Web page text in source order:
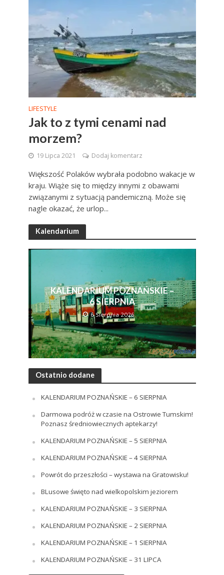
LIFESTYLE
Jak to z tymi cenami nad
morzem?
19 Lipca 2021 Dodaj komentarz
Większość Polaków wybrała podobno wakacje w
kraju. Wiąże się to między innymi z obawami
związanymi z sytuacją pandemiczną. Może się
nagle okazać, że urlop...
Kalendarium
KALENDARIUM POZNAŃSKIE –
6 SIERPNIA
6 Sierpnia 2026
Ostatnio dodane
KALENDARIUM POZNAŃSKIE – 6 SIERPNIA
Darmowa podróż w czasie na Ostrowie Tumskim!
Poznasz średniowiecznych aptekarzy!
KALENDARIUM POZNAŃSKIE – 5 SIERPNIA
KALENDARIUM POZNAŃSKIE – 4 SIERPNIA
Powrót do przeszłości – wystawa na Gratowisku!
BLusowe święto nad wielkopolskim jeziorem
KALENDARIUM POZNAŃSKIE – 3 SIERPNIA
KALENDARIUM POZNAŃSKIE – 2 SIERPNIA
KALENDARIUM POZNAŃSKIE – 1 SIERPNIA
KALENDARIUM POZNAŃSKIE – 31 LIPCA